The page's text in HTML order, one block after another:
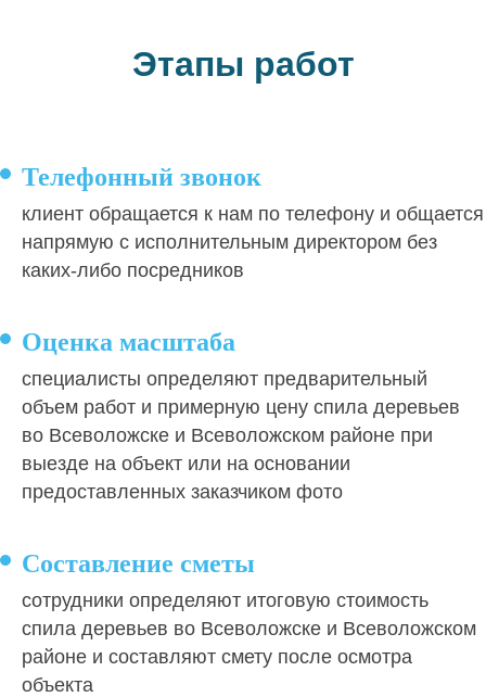
Этапы работ
Телефонный звонок
клиент обращается к нам по телефону и общается
напрямую с исполнительным директором без
каких-либо посредников
Оценка масштаба
специалисты определяют предварительный
объем работ и примерную цену спила деревьев
во Всеволожске и Всеволожском районе при
выезде на объект или на основании
предоставленных заказчиком фото
Составление сметы
сотрудники определяют итоговую стоимость
спила деревьев во Всеволожске и Всеволожском
районе и составляют смету после осмотра
объекта